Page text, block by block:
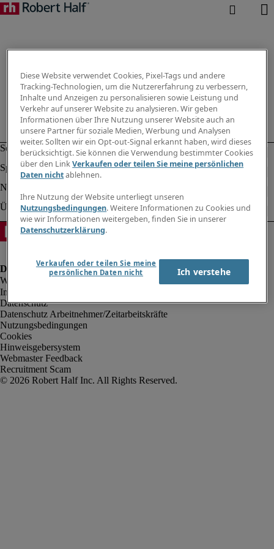
Impressum
Datenschutz
Datenschutz Arbeitnehmer/Zeitarbeitskräfte
Nutzungsbedingungen
Cookies
Hinweisgebersystem
Webmaster Feedback
Recruitment Scam
Diese Website verwendet Cookies, Pixel-Tags und andere
Tracking-Technologien, um die Nutzererfahrung zu verbessern,
Inhalte und Anzeigen zu personalisieren sowie Leistung und
Verkehr auf unserer Website zu analysieren. Wir geben
Informationen über Ihre Nutzung unserer Website auch an
unsere Partner für soziale Medien, Werbung und Analysen
weiter. Sollten wir ein Opt-out-Signal erkannt haben, wird dieses
berücksichtigt. Sie können die Verwendung bestimmter Cookies
über den LinkVerkaufen oder teilen Sie meine persönlichen
Daten nichtablehnen.
Ihre Nutzung der Website unterliegt unseren
Nutzungsbedingungen. Weitere Informationen zu Cookies und
wie wir Informationen weitergeben, finden Sie in unserer
Datenschutzerklärung.
Verkaufen oder teilen Sie meine
persönlichen Daten nicht
Ich verstehe